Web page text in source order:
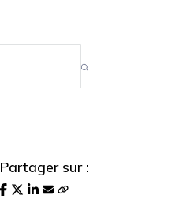
Partager sur :